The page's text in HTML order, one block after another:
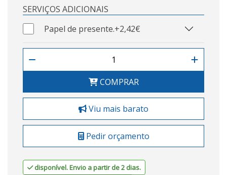
SERVIÇOS ADICIONAIS
Papel de presente.+2,42€
COMPRAR
Viu mais barato
Pedir orçamento
disponível. Envio a partir de 2 dias.